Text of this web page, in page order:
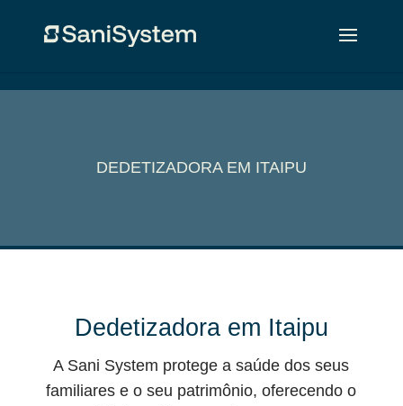
DEDETIZADORA EM ITAIPU
Dedetizadora em Itaipu
A Sani System protege a saúde dos seus
familiares e o seu patrimônio, oferecendo o